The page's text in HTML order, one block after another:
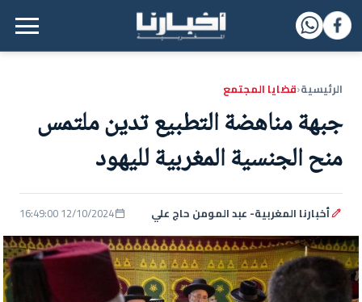
القائمة الرئيسية
الرئيسية‹قضايا المجتمع
جبهة مناهضة التطبيع تدين ملتمس
منح الجنسية المغربية لليهود
أخبارنا المغربية- عبد المومن حاج علي 12/10/2024 16:49:00